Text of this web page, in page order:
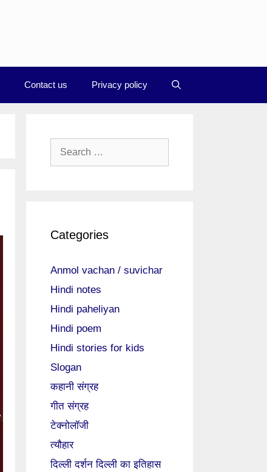
Contact us Privacy policy
Search
Categories
Anmol vachan / suvichar
Hindi notes
Hindi paheliyan
Hindi poem
Hindi stories for kids
Slogan
कहानी संग्रह
गीत संग्रह
टेक्नोलॉजी
त्यौहार
दिल्ली दर्शन दिल्ली का इतिहास